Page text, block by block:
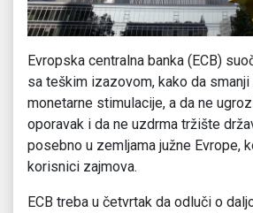
Evropska centralna banka (ECB)
sa teškim izazovom, kako da
monetarne stimulacije, a da ne
oporavak i da ne uzdrma tržište
posebno u zemljama južne Evrope,
korisnici zajmova.
ECB treba u četvrtak da odluči o